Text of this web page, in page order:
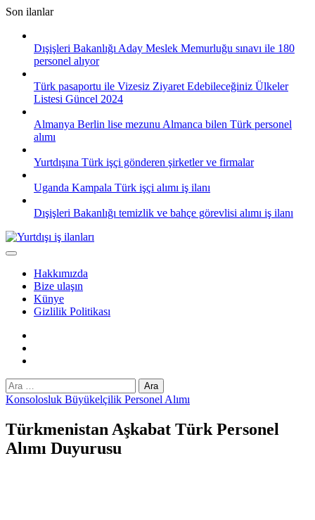
Skip
content
Son ilanlar
Dışişleri Bakanlığı Aday Meslek Memurluğu sınavı ile 180
personel alıyor
Türk pasaportu ile Vizesiz Ziyaret Edebileceğiniz Ülkeler
Listesi Güncel 2024
Almanya Berlin lise mezunu Almanca bilen Türk personel
alımı
Yurtdışına Türk işçi gönderen şirketler ve firmalar
Uganda Kampala Türk işçi alımı iş ilanı
Dışişleri Bakanlığı temizlik ve bahçe görevlisi alımı iş ilanı
Hakkımızda
Bize ulaşın
Künye
Gizlilik Politikası
Arama:
Konsolosluk Büyükelçilik Personel Alımı
Türkmenistan Aşkabat Türk Personel
Alımı Duyurusu